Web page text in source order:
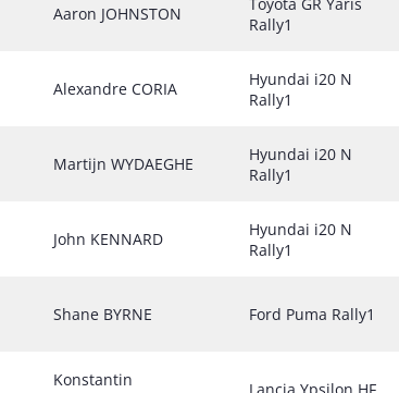
Aaron JOHNSTON
Rally1
Alexandre CORIA
Hyundai i20 N
Rally1
Martijn WYDAEGHE
Hyundai i20 N
Rally1
John KENNARD
Hyundai i20 N
Rally1
Shane BYRNE Ford Puma Rally1
Konstantin